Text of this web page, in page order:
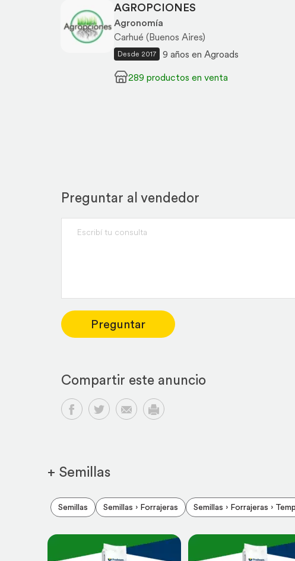
AGROPCIONES
Agronomía
Carhué (Buenos Aires)
Desde 2017
9 años en Agroads
289 productos en venta
Preguntar al vendedor
Preguntar
Compartir este anuncio
Compartir en Facebook
Compartir en Twitter
Compartir por email
Imprimir
+ Semillas
Semillas Semillas › Forrajeras Semillas › Forrajeras ›